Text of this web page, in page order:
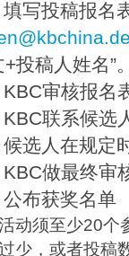
写投稿报名
投稿人姓名”
审核报名
联系候选
选人在规定
做最终审
布获奖名单
动须至少20个
少，或者投稿